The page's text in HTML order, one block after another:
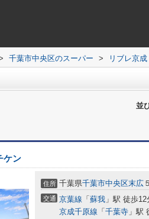
千葉市中央区のスーパー > リブレ京成
並
ケン
住所 千葉県千葉市中央区末広
交通 京葉線 「 蘇我 」駅 徒歩12
京成千原線 「 千葉寺 」駅